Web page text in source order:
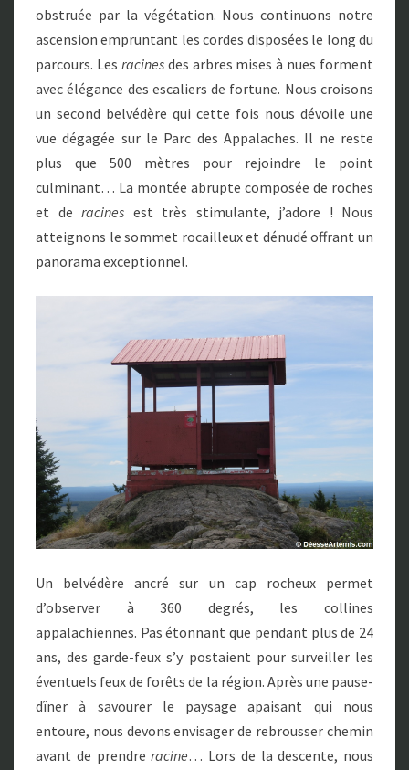
obstruée par la végétation. Nous continuons notre
ascension empruntant les cordes disposées le long du
parcours. Les racines des arbres mises à nues forment
avec élégance des escaliers de fortune. Nous croisons
un second belvédère qui cette fois nous dévoile une
vue dégagée sur le Parc des Appalaches. Il ne reste
plus que 500 mètres pour rejoindre le point
culminant… La montée abrupte composée de roches
et de racines est très stimulante, j’adore ! Nous
atteignons le sommet rocailleux et dénudé offrant un
panorama exceptionnel.
Un belvédère ancré sur un cap rocheux permet
d’observer à 360 degrés, les collines
appalachiennes. Pas étonnant que pendant plus de 24
ans, des garde-feux s’y postaient pour surveiller les
éventuels feux de forêts de la région. Après une pause-
dîner à savourer le paysage apaisant qui nous
entoure, nous devons envisager de rebrousser chemin
avant de prendre racine… Lors de la descente, nous